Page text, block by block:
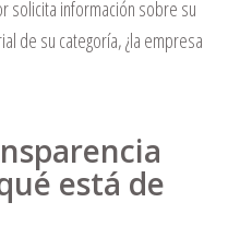
solicita información sobre su
de su categoría, ¿la empresa
está de